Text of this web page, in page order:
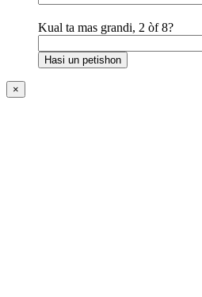
Kual ta mas grandi, 2 òf 8?
×